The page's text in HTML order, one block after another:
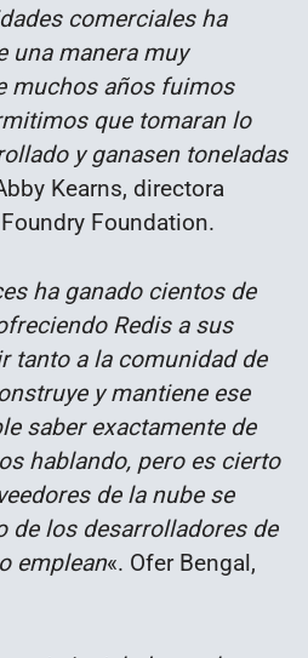
comerciales ha
una manera muy
muchos años fuimos
que tomaran lo
y ganasen toneladas
Kearns, directora
Foundation.
ha ganado cientos de
Redis a sus
tanto a la comunidad de
y mantiene ese
saber exactamente de
hablando, pero es cierto
de la nube se
de los desarrolladores de
emplean«. Ofer Bengal,